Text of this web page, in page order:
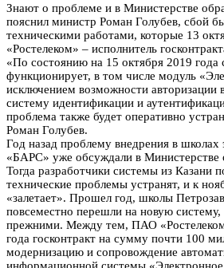
Знают о проблеме и в Министерстве
пояснил министр Роман Голубев, сбой
техническими работами, которые 13
«Ростелеком» – исполнитель
«По состоянию на 15 октября 2019 года
функционирует, в том числе модуль
исключением возможности авторизации
систему идентификации и
проблема также будет оперативно
Роман Голубев.
Год назад проблему внедрения в школах
«БАРС» уже обсуждали в Министерстве
Тогда разработчики системы из Казани
технические проблемы устранят, и к
«залетает». Прошел год, школы
повсеместно перешли на новую
прежними. Между тем, ПАО
года госконтракт на сумму почти 100
модернизацию и сопровождение